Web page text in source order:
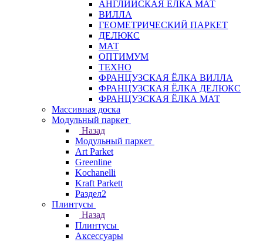
АНГЛИЙСКАЯ ЁЛКА МАТ
ВИЛЛА
ГЕОМЕТРИЧЕСКИЙ ПАРКЕТ
ДЕЛЮКС
МАТ
ОПТИМУМ
ТЕХНО
ФРАНЦУЗСКАЯ ЁЛКА ВИЛЛА
ФРАНЦУЗСКАЯ ЁЛКА ДЕЛЮКС
ФРАНЦУЗСКАЯ ЁЛКА МАТ
Массивная доска
Модульный паркет
Назад
Модульный паркет
Art Parket
Greenline
Kochanelli
Kraft Parkett
Раздел2
Плинтусы
Назад
Плинтусы
Аксессуары